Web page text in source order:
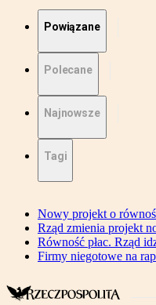
Powiązane
Polecane
Najnowsze
Tagi
Nowy projekt o
Rząd zmienia projekt
Równość płac. Rząd
Firmy niegotowe na